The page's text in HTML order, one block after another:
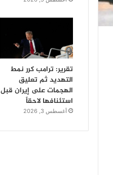
تقرير: ترامب كرر نمط
التهديد ثم تعليق
الهجمات على إيران قبل
استئنافها لاحقاً
أغسطس 3, 2026